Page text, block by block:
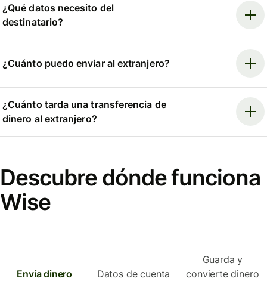
¿Qué datos necesito del
destinatario?
¿Cuánto puedo enviar al extranjero?
¿Cuánto tarda una transferencia de
dinero al extranjero?
Descubre dónde funciona
Wise
Envía dinero Datos de cuenta
Guarda y
convierte dinero